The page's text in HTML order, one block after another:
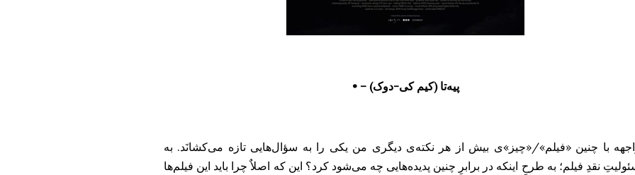
پیه‌تا (کیم کی-دوک) – •
با چنین «فیلم»/«چیز»ی بیش از هر نکته‌ی دیگری من‌ یکی را به سؤال‌هایی تازه می‌کشانَد. به
نقدِ فیلم؛ به طرحِ اینکه در برابرِ چنین پدیده‌هایی چه می‌شود کرد؟ این که اصلاٌ چرا باید این فیلم‌ها